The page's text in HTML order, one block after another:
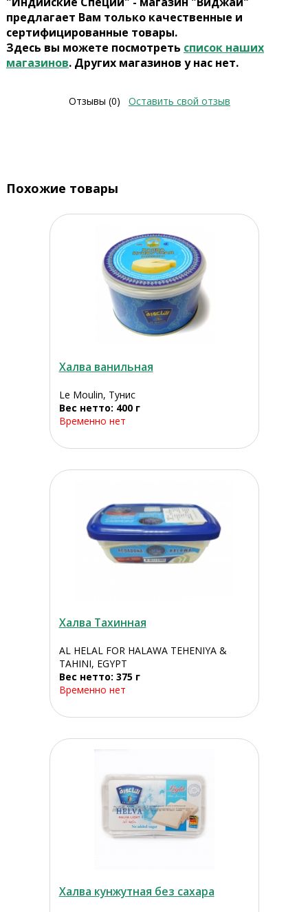
предлагает Вам только качественные и
сертифицированные товары.
Здесь вы можете посмотреть список наших
магазинов. Других магазинов у нас нет.
Отзывы (0) Оставить свой отзыв
Похожие товары
Халва ванильная
Le Moulin, Тунис
Вес нетто: 400 г
Временно нет
Халва Тахинная
AL HELAL FOR HALAWA TEHENIYA &
TAHINI, EGYPT
Вес нетто: 375 г
Временно нет
Халва кунжутная без сахара